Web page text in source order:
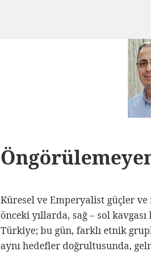
Küresel ve Emperyalist güçler
önceki yıllarda, sağ – sol
Türkiye; bu gün, farklı etnik
aynı hedefler doğrultusunda,